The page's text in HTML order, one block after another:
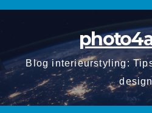
Spring
inhoudBlog interieurstyling: